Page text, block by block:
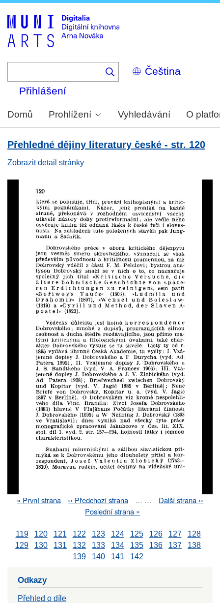
Select
your
Přihlášení
Domů Prohlížení Vyhledávání O
Přehledné dějiny literatury české - str. 120
Zobrazit detail stránky
First
« První strana
Previous
‹‹ Předchozí strana … …
Next
Další strana ››
Last
Poslední strana »
119 120 121 122 123 124 125 126 127
128
129
130 131 132 133 134 135 136 137
138
139
140 141 142
Odkazy
Přehled o díle